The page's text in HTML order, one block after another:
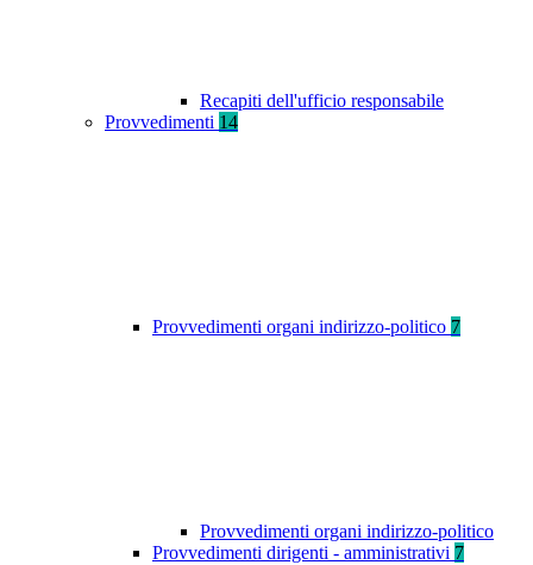
Recapiti dell'ufficio responsabile
Provvedimenti 14
Provvedimenti organi indirizzo-politico 7
Provvedimenti organi indirizzo-politico
Provvedimenti dirigenti - amministrativi 7